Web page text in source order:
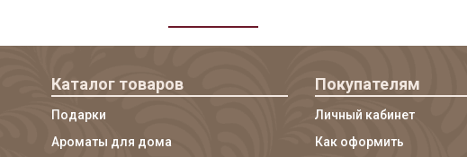
Каталог товаров
Подарки
Ароматы для дома
Покупателям
Личный кабинет
Как оформить